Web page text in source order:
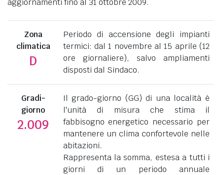
aggiornamenti fino al 31 ottobre 2009.
Zona
climatica
D
Periodo di accensione degli impianti
termici: dal 1 novembre al 15 aprile (12
ore giornaliere), salvo ampliamenti
disposti dal Sindaco.
Gradi-
giorno
2.009
Il grado-giorno (GG) di una località è
l'unità di misura che stima il
fabbisogno energetico necessario per
mantenere un clima confortevole nelle
abitazioni.
Rappresenta la somma, estesa a tutti i
giorni di un periodo annuale